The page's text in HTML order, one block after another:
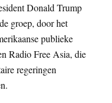
Donald Trump
groep, door het
publieke
Radio Free Asia, die
regeringen